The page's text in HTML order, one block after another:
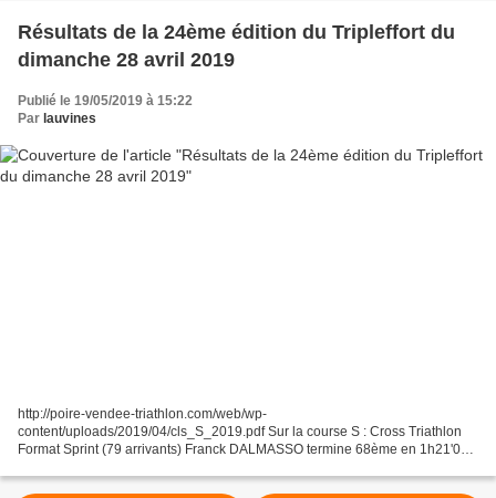
Résultats de la 24ème édition du Tripleffort du
dimanche 28 avril 2019
Publié le 19/05/2019 à 15:22
Par lauvines
http://poire-vendee-triathlon.com/web/wp-
content/uploads/2019/04/cls_S_2019.pdf Sur la course S : Cross Triathlon
Format Sprint (79 arrivants) Franck DALMASSO termine 68ème en 1h21'02''